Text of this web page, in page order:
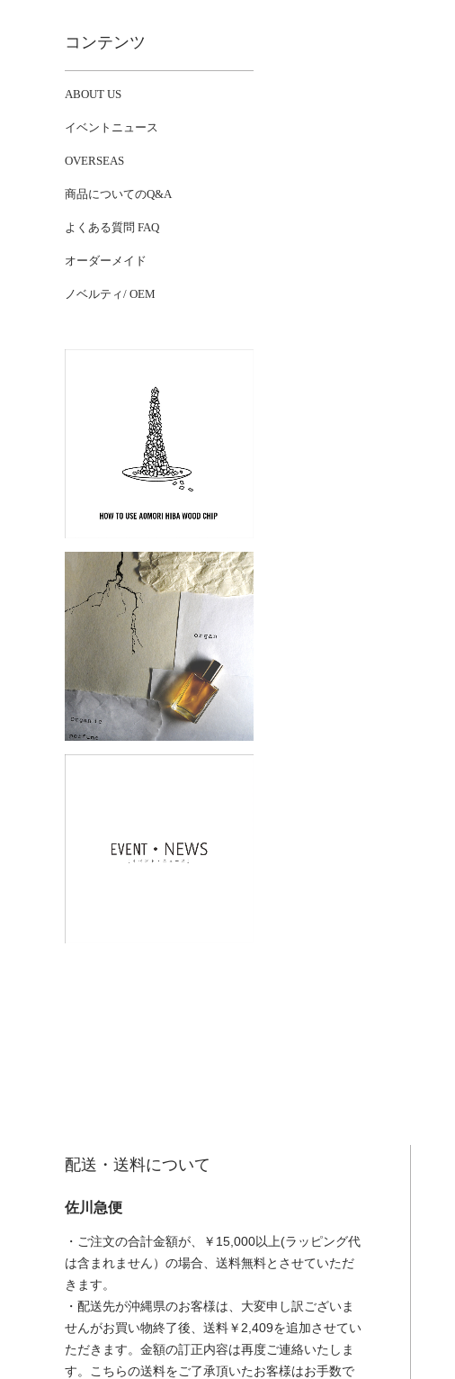
コンテンツ
ABOUT US
イベントニュース
OVERSEAS
商品についてのQ&A
よくある質問 FAQ
オーダーメイド
ノベルティ/ OEM
配送・送料について
佐川急便
・ご注文の合計金額が、￥15,000以上(ラッピング代
は含まれません）の場合、送料無料とさせていただ
きます。
・配送先が沖縄県のお客様は、大変申し訳ございま
せんがお買い物終了後、送料￥2,409を追加させてい
ただきます。金額の訂正内容は再度ご連絡いたしま
す。こちらの送料をご了承頂いたお客様はお手数で